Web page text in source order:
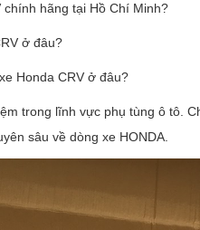
hãng tại Hồ Chí Minh?
ở đâu?
Honda CRV ở đâu?
trong lĩnh vực phụ tùng ô tô.
sâu về dòng xe HONDA.